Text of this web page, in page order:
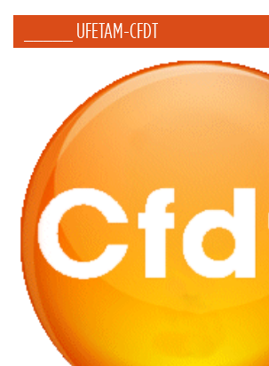
_____ UFETAM-CFDT